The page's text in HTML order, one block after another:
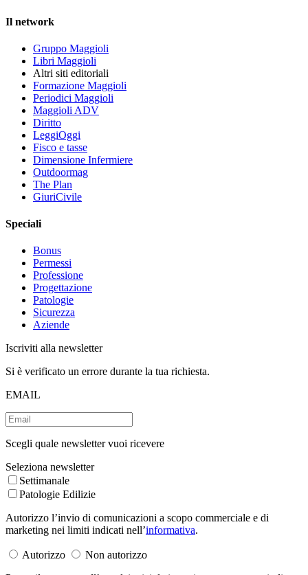
Il network
Gruppo Maggioli
Libri Maggioli
Altri siti editoriali
Formazione Maggioli
Periodici Maggioli
Maggioli ADV
Diritto
LeggiOggi
Fisco e tasse
Dimensione Infermiere
Outdoormag
The Plan
GiuriCivile
Speciali
Bonus
Permessi
Professione
Progettazione
Patologie
Sicurezza
Aziende
Iscriviti alla newsletter
Si è verificato un errore durante la tua richiesta.
EMAIL
Scegli quale newsletter vuoi ricevere
Seleziona newsletter
Settimanale
Patologie Edilizie
Autorizzo l’invio di comunicazioni a scopo commerciale e di
marketing nei limiti indicati nell’informativa.
Autorizzo
Non autorizzo